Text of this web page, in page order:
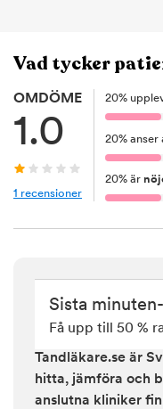
Vad tycker
OMDÖME
1.0
1 recensioner
20%
20% anser
20% är
Sista
% rabatt
Tandläkare.se är
hitta, jämföra och
anslutna kliniker
Sista
Få upp till 50 %